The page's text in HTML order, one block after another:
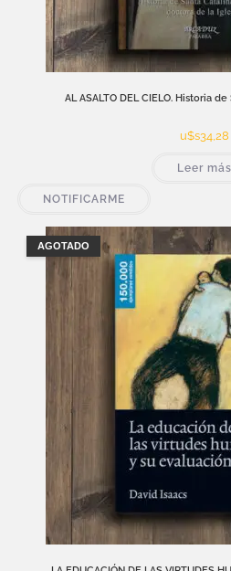
AL ASALTO DEL CIELO. Historia
u$s34,28
Leer más
NOTIFICARME
AGOTADO